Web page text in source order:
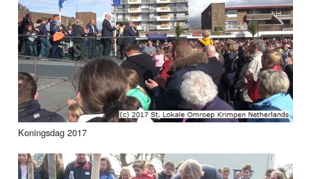
Koningsdag 2017